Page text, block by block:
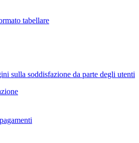
tabellare
sulla soddisfazione da parte degli utenti